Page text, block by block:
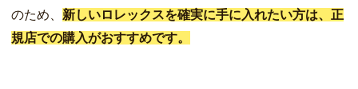
のため、新しいロレックスを確実に手に入れたい方は、正
規店での購入がおすすめです。